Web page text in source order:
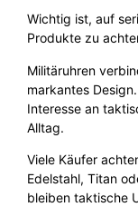
Wichtig ist, auf
Produkte zu
Militäruhren
markantes
Interesse an
Alltag.
Viele Käufer
Edelstahl, Titan
bleiben taktische